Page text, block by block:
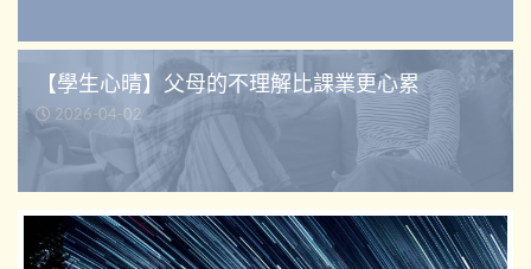
【學生心晴】父母的不理解比課業更心累
2026-04-02